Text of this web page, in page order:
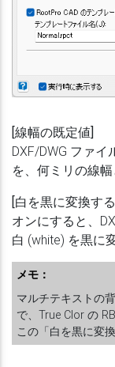
[線幅の既定値]
DXF/DWG ファ
を、何ミリの線
[白を黒に変換す
オンにすると、
白 (white) を黒に
メモ：
マルチテキストの
で、True Clor の
この「白を黒に変